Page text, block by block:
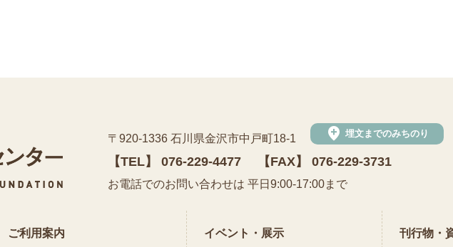
公益財団法人 石川県埋蔵文化財センター
〒920-1336 石川県金沢市中戸町18-1 add_location 埋文までのみちのり
【TEL】 076-229-4477 【FAX】 076-229-3731
お電話でのお問い合わせは 平日9:00-17:00まで
ご利用案内 イベント・展示 刊行物・